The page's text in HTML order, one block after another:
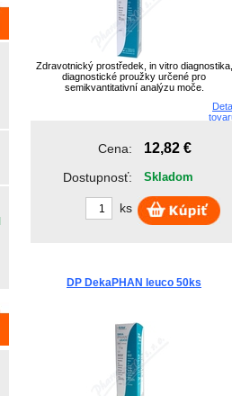
Zdravotnický prostředek, in vitro diagnostika,
diagnostické proužky určené pro
semikvantitativní analýzu moče.
Cena: 12,82 €
Dostupnosť: Skladom
ks
DP DekaPHAN leuco 50ks